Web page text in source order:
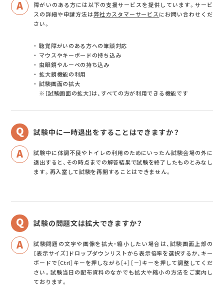
障がいのある方には以下の支援サービスを提供しています。サービ
スの詳細や申請方法は弊社カスタマーサービスにお問い合わせくだ
さい。
聴覚障がいのある方への筆談対応
マウスやキーボードの持ち込み
虫眼鏡やルーペの持ち込み
拡大鏡機能の利用
試験画面の拡大
※［試験画面の拡大］は、すべての方が利用できる機能です
試験中に一時退出をすることはできますか？
試験中に体調不良やトイレの利用のためにいったん試験会場の外に
退出すると、その時点までの解答結果で試験を終了したものとみなし
ます。再入室して試験を再開することはできません。
試験の問題文は拡大できますか？
試験問題の文字や画像を拡大・縮小したい場合は、試験画面上部の
［表示サイズ］ドロップダウンリストから表示倍率を選択するか、キー
ボードで［Ctrl］キーを押しながら［+］［－］キーを押して調整してくだ
さい。試験当日の配布資料のなかでも拡大や縮小の方法をご案内し
ております。